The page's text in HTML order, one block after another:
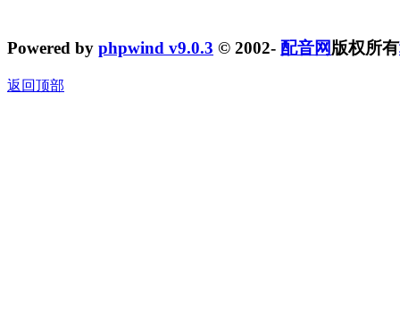
Powered by phpwind v9.0.3 © 2002- 配音网版权所有
返回顶部